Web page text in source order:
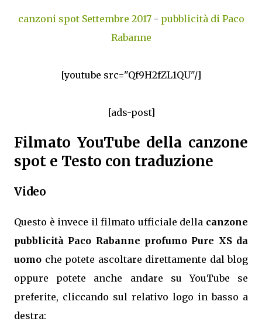
canzoni spot Settembre 2017- pubblicità di Paco
Rabanne
[youtube src="Qf9H2fZL1QU"/]
[ads-post]
Filmato YouTube della canzone
spot e Testo con traduzione
Video
Questo è invece il filmato ufficiale della canzone
pubblicità Paco Rabanne profumo Pure XS da
uomo che potete ascoltare direttamente dal blog
oppure potete anche andare su YouTube se
preferite, cliccando sul relativo logo in basso a
destra: